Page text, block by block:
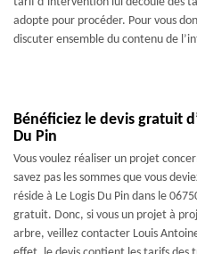
adopte pour procéder. Pour vous
discuter ensemble du contenu de
Bénéficiez le devis gratuit
Du Pin
Vous voulez réaliser un projet
savez pas les sommes que vous
réside à Le Logis Du Pin dans le
gratuit. Donc, si vous un projet à
arbre, veillez contacter Louis